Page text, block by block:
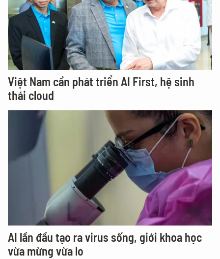
Việt Nam cần phát triển AI First, hệ sinh
thái cloud
AI lần đầu tạo ra virus sống, giới khoa học
vừa mừng vừa lo